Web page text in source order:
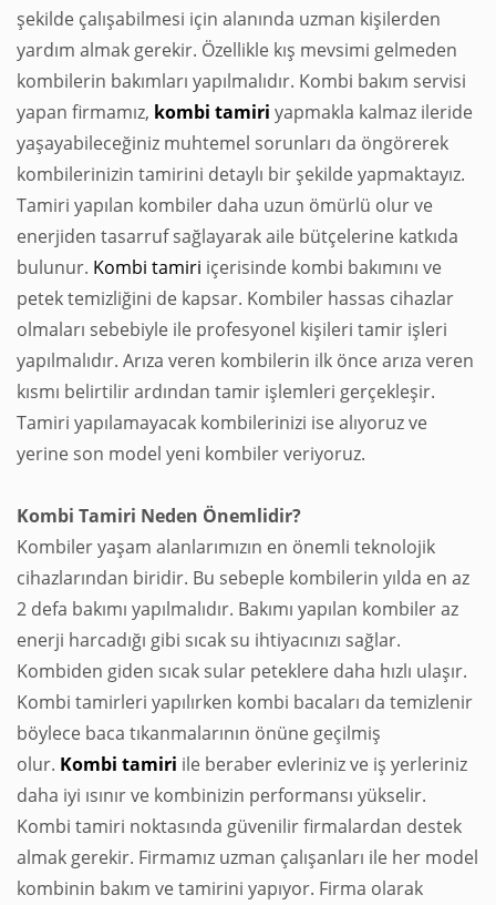
şekilde çalışabilmesi için alanında uzman kişilerden
yardım almak gerekir. Özellikle kış mevsimi gelmeden
kombilerin bakımları yapılmalıdır. Kombi bakım servisi
yapan firmamız, kombi tamiri yapmakla kalmaz ileride
yaşayabileceğiniz muhtemel sorunları da öngörerek
kombilerinizin tamirini detaylı bir şekilde yapmaktayız.
Tamiri yapılan kombiler daha uzun ömürlü olur ve
enerjiden tasarruf sağlayarak aile bütçelerine katkıda
bulunur. Kombi tamiri içerisinde kombi bakımını ve
petek temizliğini de kapsar. Kombiler hassas cihazlar
olmaları sebebiyle ile profesyonel kişileri tamir işleri
yapılmalıdır. Arıza veren kombilerin ilk önce arıza veren
kısmı belirtilir ardından tamir işlemleri gerçekleşir.
Tamiri yapılamayacak kombilerinizi ise alıyoruz ve
yerine son model yeni kombiler veriyoruz.
Kombi Tamiri Neden Önemlidir?
Kombiler yaşam alanlarımızın en önemli teknolojik
cihazlarından biridir. Bu sebeple kombilerin yılda en az
2 defa bakımı yapılmalıdır. Bakımı yapılan kombiler az
enerji harcadığı gibi sıcak su ihtiyacınızı sağlar.
Kombiden giden sıcak sular peteklere daha hızlı ulaşır.
Kombi tamirleri yapılırken kombi bacaları da temizlenir
böylece baca tıkanmalarının önüne geçilmiş
olur. Kombi tamiri ile beraber evleriniz ve iş yerleriniz
daha iyi ısınır ve kombinizin performansı yükselir.
Kombi tamiri noktasında güvenilir firmalardan destek
almak gerekir. Firmamız uzman çalışanları ile her model
kombinin bakım ve tamirini yapıyor. Firma olarak